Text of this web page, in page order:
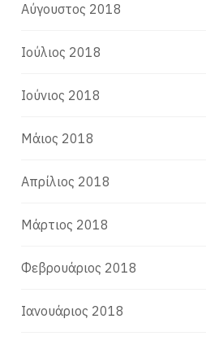
Αύγουστος 2018
Ιούλιος 2018
Ιούνιος 2018
Μάιος 2018
Απρίλιος 2018
Μάρτιος 2018
Φεβρουάριος 2018
Ιανουάριος 2018